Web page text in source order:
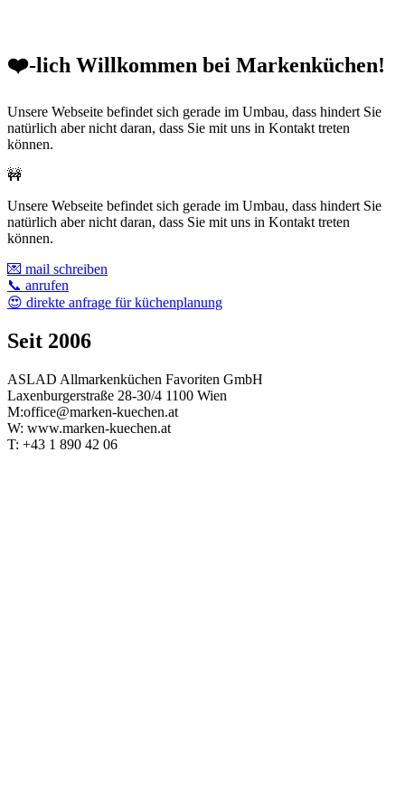
❤️-lich Willkommen bei Markenküchen!
Unsere Webseite befindet sich gerade im Umbau, dass hindert Sie
natürlich aber nicht daran, dass Sie mit uns in Kontakt treten
können.
🚧
Unsere Webseite befindet sich gerade im Umbau, dass hindert Sie
natürlich aber nicht daran, dass Sie mit uns in Kontakt treten
können.
💌 mail schreiben
📞 anrufen
😍 direkte anfrage für küchenplanung
Seit 2006
ASLAD Allmarkenküchen Favoriten GmbH
Laxenburgerstraße 28-30/4 1100 Wien
M:office@marken-kuechen.at
W: www.marken-kuechen.at
T: +43 1 890 42 06